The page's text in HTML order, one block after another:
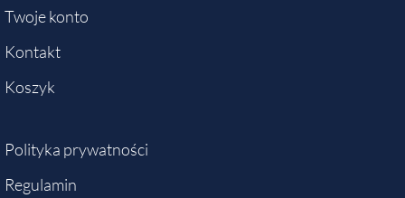
Twoje konto
Kontakt
Koszyk
Polityka prywatności
Regulamin